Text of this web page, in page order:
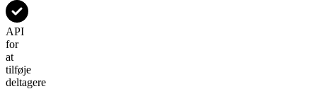
API
for
at
tilføje
deltagere